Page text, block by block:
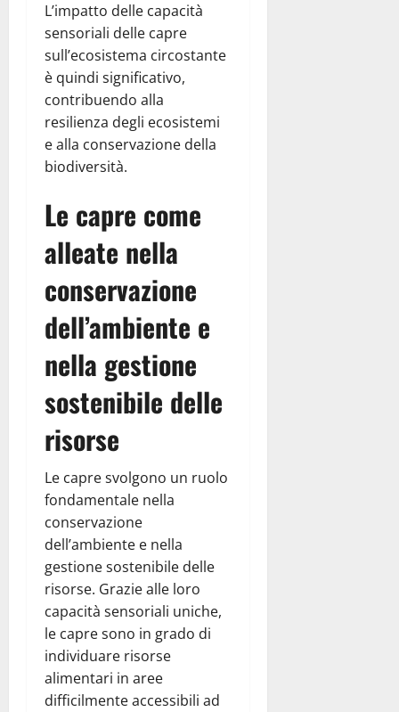
L’impatto delle capacità
sensoriali delle capre
sull’ecosistema circostante
è quindi significativo,
contribuendo alla
resilienza degli ecosistemi
e alla conservazione della
biodiversità.
Le capre come
alleate nella
conservazione
dell’ambiente e
nella gestione
sostenibile delle
risorse
Le capre svolgono un ruolo
fondamentale nella
conservazione
dell’ambiente e nella
gestione sostenibile delle
risorse. Grazie alle loro
capacità sensoriali uniche,
le capre sono in grado di
individuare risorse
alimentari in aree
difficilmente accessibili ad